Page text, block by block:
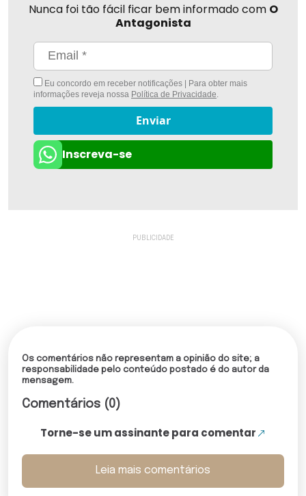
Nunca foi tão fácil ficar bem informado com O
Antagonista
Eu concordo em receber notificações | Para obter mais
informações reveja nossa Política de Privacidade
Enviar
Inscreva-se
Os comentários não representam a opinião do site; a
responsabilidade pelo conteúdo postado é do autor da
mensagem.
Comentários (0)
Torne-se um assinante para comentar
Leia mais comentários